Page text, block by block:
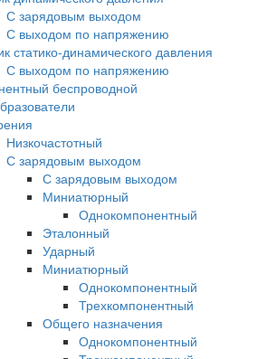
С зарядовым выходом
С выходом по напряжению
статико-динамического давления
С выходом по напряжению
беспроводной
Низкочастотный
С зарядовым выходом
С зарядовым выходом
Миниатюрный
Однокомпонентный
Эталонный
Ударный
Миниатюрный
Однокомпонентный
Трехкомпонентный
Общего назначения
Однокомпонентный